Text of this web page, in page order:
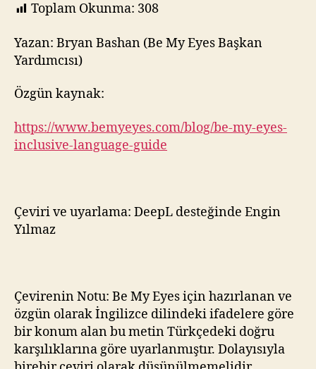
Toplam Okunma: 308
Yazan: Bryan Bashan (Be My Eyes Başkan
Yardımcısı)
Özgün kaynak:
https://www.bemyeyes.com/blog/be-my-eyes-
inclusive-language-guide
Çeviri ve uyarlama: DeepL desteğinde Engin
Yılmaz
Çevirenin Notu: Be My Eyes için hazırlanan ve
özgün olarak İngilizce dilindeki ifadelere göre
bir konum alan bu metin Türkçedeki doğru
karşılıklarına göre uyarlanmıştır. Dolayısıyla